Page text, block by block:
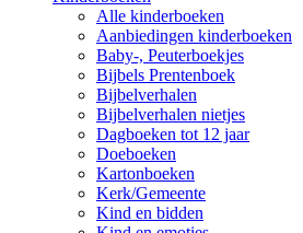
Alle kinderboeken
Aanbiedingen kinderboeken
Baby-, Peuterboekjes
Bijbels Prentenboek
Bijbelverhalen
Bijbelverhalen nietjes
Dagboeken tot 12 jaar
Doeboeken
Kartonboeken
Kerk/Gemeente
Kind en bidden